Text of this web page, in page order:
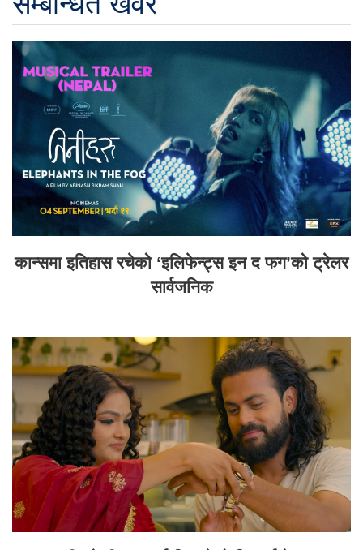
कान्समा इतिहास रचेको ‘इलिफेन्ट्स इन द फग’को ट्रेलर
सार्वजनिक